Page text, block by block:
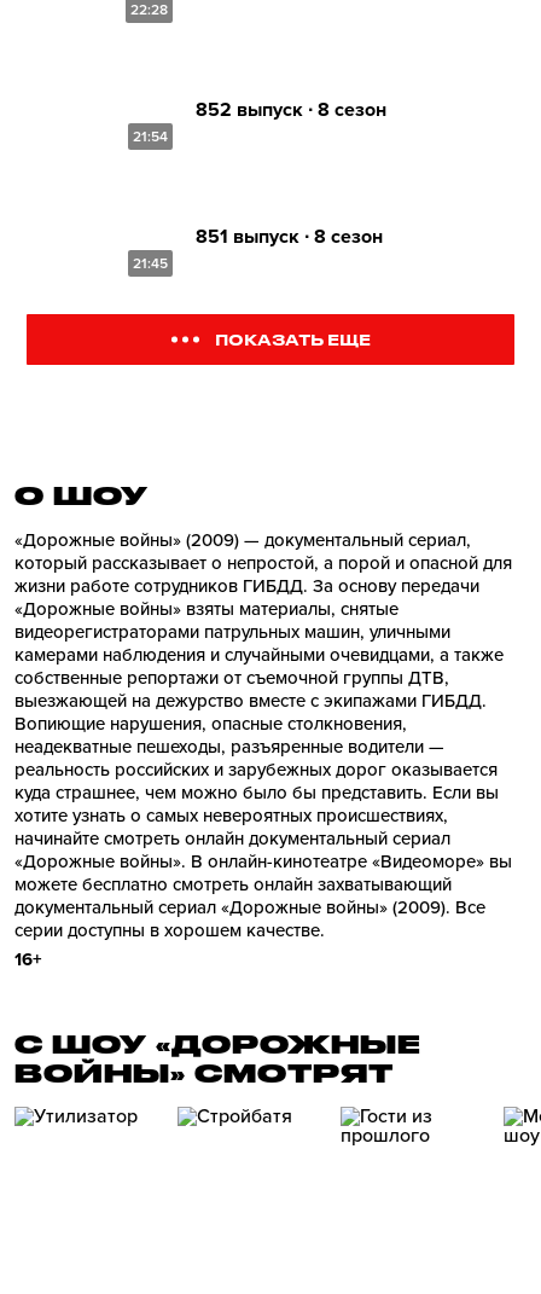
22:28
21:54
852 выпуск ∙ 8 сезон
21:45
851 выпуск ∙ 8 сезон
ПОКАЗАТЬ ЕЩЕ
О ШОУ
«Дорожные войны» (2009) — документальный сериал,
который рассказывает о непростой, а порой и опасной для
жизни работе сотрудников ГИБДД. За основу передачи
«Дорожные войны» взяты материалы, снятые
видеорегистраторами патрульных машин, уличными
камерами наблюдения и случайными очевидцами, а также
собственные репортажи от съемочной группы ДТВ,
выезжающей на дежурство вместе с экипажами ГИБДД.
Вопиющие нарушения, опасные столкновения,
неадекватные пешеходы, разъяренные водители —
реальность российских и зарубежных дорог оказывается
куда страшнее, чем можно было бы представить. Если вы
хотите узнать о самых невероятных происшествиях,
начинайте смотреть онлайн документальный сериал
«Дорожные войны». В онлайн-кинотеатре «Видеоморе» вы
можете бесплатно смотреть онлайн захватывающий
документальный сериал «Дорожные войны» (2009). Все
серии доступны в хорошем качестве.
16+
С ШОУ «ДОРОЖНЫЕ
ВОЙНЫ» СМОТРЯТ